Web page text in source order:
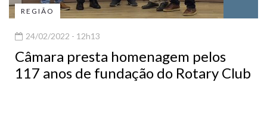
REGIÃO
24/02/2022 - 12h13
Câmara presta homenagem pelos
117 anos de fundação do Rotary Club